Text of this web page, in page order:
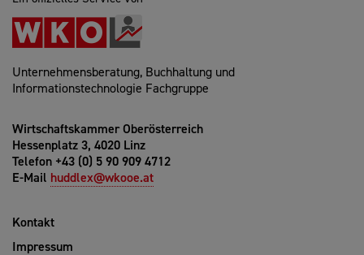
Unternehmensberatung, Buchhaltung und
Informationstechnologie Fachgruppe
Wirtschaftskammer Oberösterreich
Hessenplatz 3, 4020 Linz
Telefon +43 (0) 5 90 909 4712
E-Mail huddlex@wkooe.at
Kontakt
Impressum